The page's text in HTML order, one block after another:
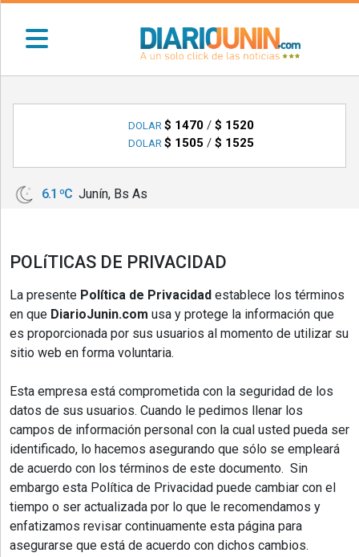
•
NOTICIAS
•
POLICIALES
•
•
REGIONALES
ESPECTÁCULOS
•
INTERNACIONALES
DOLAR $ 1470/ $ 1520
DOLAR $ 1505 / $ 1525
6.1 ºC Junín, Bs As
POLíTICAS DE PRIVACIDAD
La presente Política de Privacidad establece los términos
en que DiarioJunin.com usa y protege la información que
es proporcionada por sus usuarios al momento de utilizar su
sitio web en forma voluntaria.
Esta empresa está comprometida con la seguridad de los
datos de sus usuarios. Cuando le pedimos llenar los
campos de información personal con la cual usted pueda ser
identificado, lo hacemos asegurando que sólo se empleará
de acuerdo con los términos de este documento. Sin
embargo esta Política de Privacidad puede cambiar con el
tiempo o ser actualizada por lo que le recomendamos y
enfatizamos revisar continuamente esta página para
asegurarse que está de acuerdo con dichos cambios.